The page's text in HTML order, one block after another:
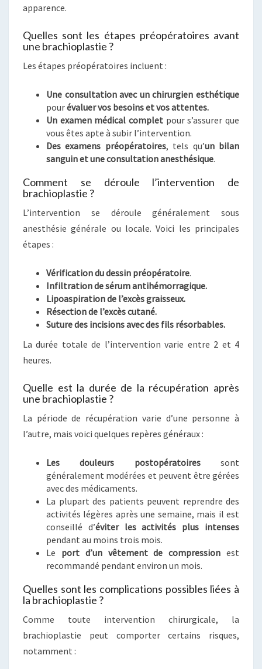
apparence.
Quelles sont les étapes préopératoires avant
une brachioplastie ?
Les étapes préopératoires incluent :
Une consultation avec un chirurgien esthétique
pourévaluer vos besoins et vos attentes.
Un examen médical complet pour s’assurer que
vous êtes apte à subir l’intervention.
Des examens préopératoires, tels qu’un bilan
sanguin et une consultation anesthésique.
Comment se déroule l’intervention de
brachioplastie ?
L’intervention se déroule généralement sous
anesthésie générale ou locale. Voici les principales
étapes :
Vérification du dessin préopératoire.
Infiltration de sérum antihémorragique.
Lipoaspiration de l’excès graisseux.
Résection de l’excès cutané.
Suture des incisions avec des fils résorbables.
La durée totale de l’intervention varie entre 2 et 4
heures.
Quelle est la durée de la récupération après
une brachioplastie ?
La période de récupération varie d’une personne à
l’autre, mais voici quelques repères généraux :
Les douleurs postopératoiressont
généralement modérées et peuvent être gérées
avec des médicaments.
La plupart des patients peuvent reprendre des
activités légères après une semaine, mais il est
conseillé d’éviter les activités plus intenses
pendant au moins trois mois.
Le port d’un vêtement de compression est
recommandé pendant environ un mois.
Quelles sont les complications possibles liées à
la brachioplastie ?
Comme toute intervention chirurgicale, la
brachioplastie peut comporter certains risques,
notamment :